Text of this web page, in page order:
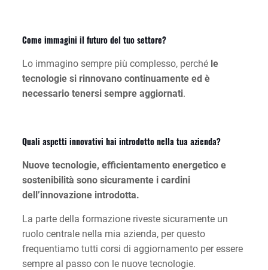
Come immagini il futuro del tuo settore?
Lo immagino sempre più complesso, perché le
tecnologie si rinnovano continuamente ed è
necessario tenersi sempre aggiornati.
Quali aspetti innovativi hai introdotto nella tua azienda?
Nuove tecnologie, efficientamento energetico e
sostenibilità sono sicuramente i cardini
dell’innovazione introdotta.
La parte della formazione riveste sicuramente un
ruolo centrale nella mia azienda, per questo
frequentiamo tutti corsi di aggiornamento per essere
sempre al passo con le nuove tecnologie.